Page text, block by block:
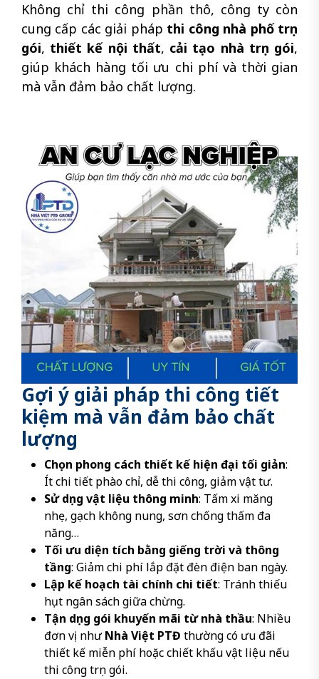
Không chỉ thi công phần thô, công ty còn
cung cấp các giải pháp thi công nhà phố trọn
gói, thiết kế nội thất, cải tạo nhà trọn gói,
giúp khách hàng tối ưu chi phí và thời gian
mà vẫn đảm bảo chất lượng.
Gợi ý giải pháp thi công tiết
kiệm mà vẫn đảm bảo chất
lượng
Chọn phong cách thiết kế hiện đại tối giản:
Ít chi tiết phào chỉ, dễ thi công, giảm vật tư.
Sử dụng vật liệu thông minh: Tấm xi măng
nhẹ, gạch không nung, sơn chống thấm đa
năng…
Tối ưu diện tích bằng giếng trời và thông
tầng: Giảm chi phí lắp đặt đèn điện ban ngày.
Lập kế hoạch tài chính chi tiết: Tránh thiếu
hụt ngân sách giữa chừng.
Tận dụng gói khuyến mãi từ nhà thầu: Nhiều
đơn vị nhưNhà Việt PTĐ thường có ưu đãi
thiết kế miễn phí hoặc chiết khấu vật liệu nếu
thi công trọn gói.